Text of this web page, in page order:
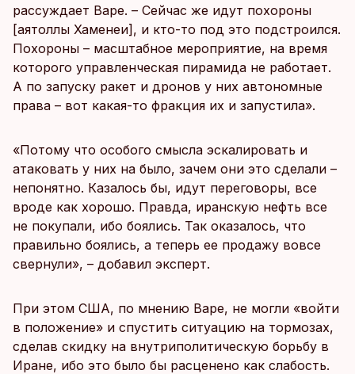
рассуждает Варе. – Сейчас же идут похороны
[аятоллы Хаменеи], и кто-то под это подстроился.
Похороны – масштабное мероприятие, на время
которого управленческая пирамида не работает.
А по запуску ракет и дронов у них автономные
права – вот какая-то фракция их и запустила».
«Потому что особого смысла эскалировать и
атаковать у них на было, зачем они это сделали –
непонятно. Казалось бы, идут переговоры, все
вроде как хорошо. Правда, иранскую нефть все
не покупали, ибо боялись. Так оказалось, что
правильно боялись, а теперь ее продажу вовсе
свернули», – добавил эксперт.
При этом США, по мнению Варе, не могли «войти
в положение» и спустить ситуацию на тормозах,
сделав скидку на внутриполитическую борьбу в
Иране, ибо это было бы расценено как слабость.